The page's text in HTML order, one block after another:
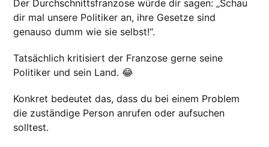
Der Durchschnittsfranzose würde dir sagen: „Schau
dir mal unsere Politiker an, ihre Gesetze sind
genauso dumm wie sie selbst!“.
Tatsächlich kritisiert der Franzose gerne seine
Politiker und sein Land. 😂
Konkret bedeutet das, dass du bei einem Problem
die zuständige Person anrufen oder aufsuchen
solltest.